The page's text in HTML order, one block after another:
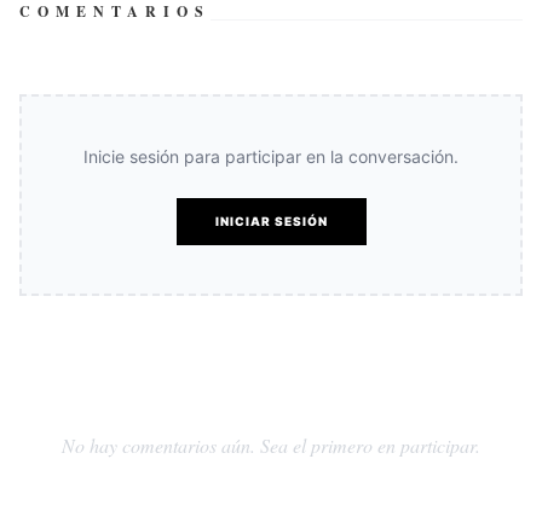
COMENTARIOS
Inicie sesión para participar en la conversación.
INICIAR SESIÓN
No hay comentarios aún. Sea el primero en participar.